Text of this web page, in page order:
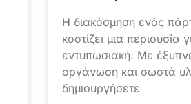
Η διακόσμηση ενός
κοστίζει μια περιουσία
εντυπωσιακή. Με
οργάνωση και σωστά
δημιουργήσετε